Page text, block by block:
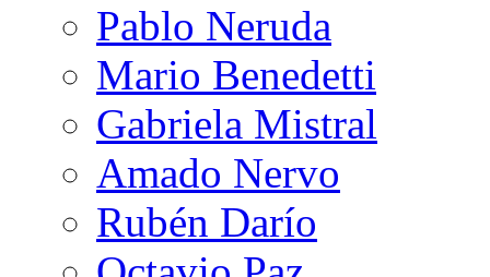
Pablo Neruda
Mario Benedetti
Gabriela Mistral
Amado Nervo
Rubén Darío